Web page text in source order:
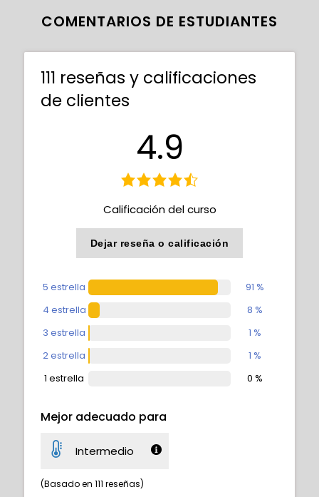
COMENTARIOS DE ESTUDIANTES
111 reseñas y calificaciones
de clientes
4.9
Calificación del curso
Dejar reseña o calificación
5 estrella
91 %
4 estrella
8 %
3 estrella
1 %
2 estrella
1 %
1 estrella
0 %
Mejor adecuado para
Intermedio
(Basado en 111 reseñas)